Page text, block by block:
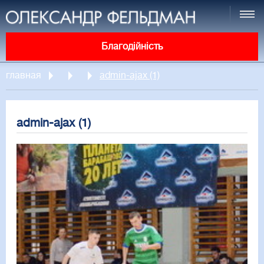
Благодійність
главная admin-ajax (1)
admin-ajax (1)